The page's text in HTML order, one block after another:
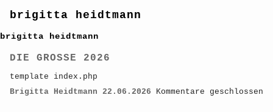
brigitta heidtmann
brigitta heidtmann
DIE GROSSE 2026
template index.php
Brigitta Heidtmann 22.06.2026 Kommentare geschlossen